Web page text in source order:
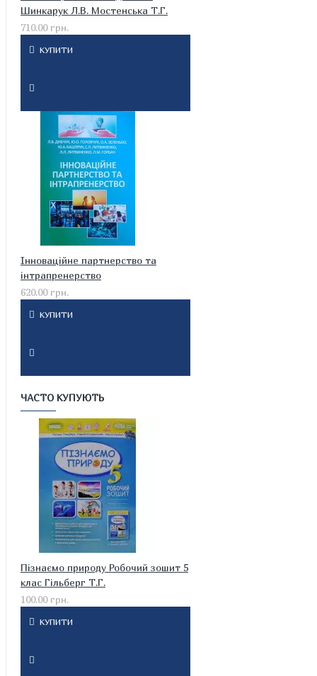
Шинкарук Л.В. Мостенська Т.Г.
710.00 грн.
КУПИТИ
Інноваційне партнерство та
інтрапренерство
620.00 грн.
КУПИТИ
ЧАСТО КУПУЮТЬ
Пізнаємо природу Робочий зошит 5
клас Гільберг Т.Г.
100.00 грн.
КУПИТИ